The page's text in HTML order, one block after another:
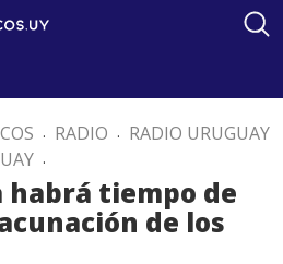
. RADIO . RADIO URUGUAY
.
habrá tiempo de
de los